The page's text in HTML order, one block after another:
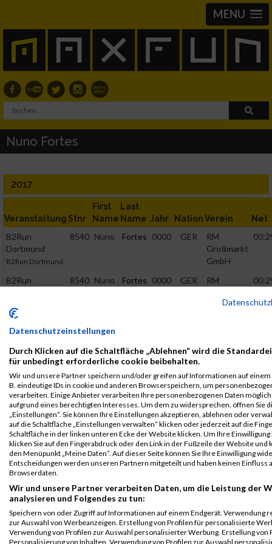
MENU
Nuno Fortes
2017
Veranstaltung Stnr
First
Name
Last
Name Jahr NationVerein Net
B2Run
Dortmund
B2Run Dortmund
8540 Nuno Fortes 0000 GER
RM
Großmarkt
GmbH
B2Run
männlich
8540 Nuno Fortes 0000 GER
RM
GmbH
B2Run
Dortmund
Teamwertung
männlich
8540 Nuno
Großmarkt
B2Run
Dortmund
Teamwertung
mixed
8540 Nuno Fortes 0000 GER
RM
Großmarkt
GmbH
Legende:
GPos = Geschlechter Position, KPos = Kategorie Position, TPos =
Team Position, DNS = Did not start, DNF = Did not finish, DQ =
Disqualifiziert
Datenschutzeinstellungen
Durch Klicken auf die Schaltfläche „Ablehnen“ wird die
für unbedingt erforderliche cookie beibehalten.
Wir und unsere Partner speichern und/oder greifen auf Informationen auf einem
B. eindeutige IDs in cookie und anderen Browserspeichern, um
verarbeiten. Einige Anbieter verarbeiten Ihre personenbezogenen Daten
aufgrund eines berechtigten Interesses. Um dem zu widersprechen, öffnen Sie
„Einstellungen“. Sie können Ihre Einstellungen akzeptieren, ablehnen oder
auf die Schaltfläche „Einstellungen verwalten“ klicken oder jederzeit auf die
Schaltfläche in der linken unteren Ecke der Website klicken. Um Ihre
klicken Sie auf den Fingerabdruck oder den Link in der Fußzeile der Website und
den Menüpunkt „Meine Daten“. Auf dieser Seite können Sie Ihre Einwilligung
Entscheidungen werden unseren Partnern mitgeteilt und haben keinen Einfluss
Browserdaten.
Wir und unsere Partner verarbeiten Daten, um die Leistung der
analysieren und Folgendes zu tun:
Speichern von oder Zugriff auf Informationen auf einem Endgerät. Verwendung
zur Auswahl von Werbeanzeigen. Erstellung von Profilen für personalisierte
Verwendung von Profilen zur Auswahl personalisierter Werbung. Erstellung von
Personalisierung von Inhalten. Verwendung von Profilen zur Auswahl